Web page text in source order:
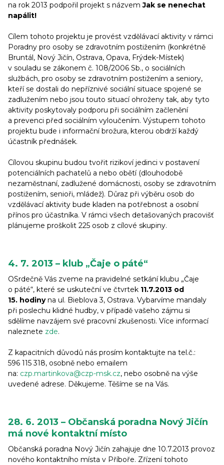
na rok 2013 podpořil projekt s názvemJak se nenechat
napálit!
Cílem tohoto projektu je provést vzdělávací aktivity v rámci
Poradny pro osoby se zdravotním postižením (konkrétně
Bruntál, Nový Jičín, Ostrava, Opava, Frýdek-Místek)
v souladu se zákonem č. 108/2006 Sb., o sociálních
službách, pro osoby se zdravotním postižením a seniory,
kteří se dostali do nepříznivé sociální situace spojené se
zadlužením nebo jsou touto situací ohroženy tak, aby tyto
aktivity poskytovaly podporu při sociálním začlenění
a prevenci před sociálním vyloučením. Výstupem tohoto
projektu bude i informační brožura, kterou obdrží každý
účastník přednášek.
Cílovou skupinu budou tvořit rizikoví jedinci v postavení
potenciálních pachatelů a nebo obětí (dlouhodobě
nezaměstnaní, zadlužené domácnosti, osoby se zdravotním
postižením, senioři, mládež). Důraz při výběru osob do
vzdělávací aktivity bude kladen na potřebnost a osobní
přínos pro účastníka. V rámci všech detašovaných pracovišť
plánujeme proškolit 225 osob z cílové skupiny.
4. 7. 2013 – klub „Čaje o páté“
OSrdečně Vás zveme na pravidelné setkání klubu „Čaje
o páté“, které se uskuteční ve čtvrtek 11.7.2013 od
15. hodinyna ul. Bieblova 3, Ostrava. Vybarvíme mandaly
při poslechu klidné hudby, v případě vašeho zájmu si
sdělíme navzájem své pracovní zkušenosti. Více informací
naleznete zde.
Z kapacitních důvodů nás prosím kontaktujte na tel.č.:
596 115 318, osobně nebo emailem
na: czp.martinkova@czp-msk.cz, nebo osobně na výše
uvedené adrese. Děkujeme. Těšíme se na Vás.
28. 6. 2013 – Občanská poradna Nový Jičín
má nové kontaktní místo
Občanská poradna Nový Jičín zahajuje dne 10.7.2013 provoz
nového kontaktního místa v Příboře. Zřízení tohoto